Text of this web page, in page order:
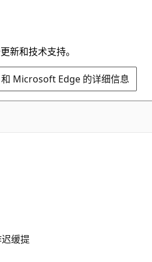
新和技术支持。
Microsoft Edge 的详细信息
缓提